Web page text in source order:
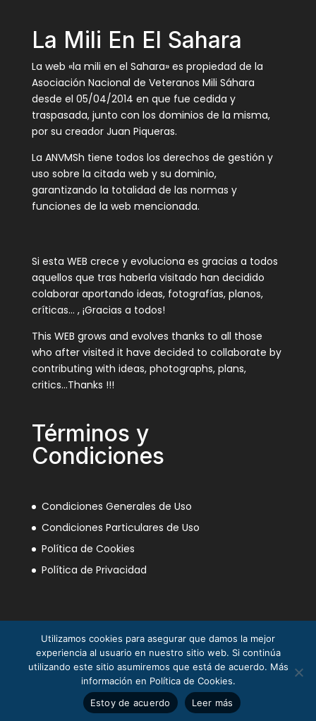
La Mili En El Sahara
La web «la mili en el Sahara» es propiedad de la
Asociación Nacional de Veteranos Mili Sáhara
desde el 05/04/2014 en que fue cedida y
traspasada, junto con los dominios de la misma,
por su creador Juan Piqueras.
La ANVMSh tiene todos los derechos de gestión y
uso sobre la citada web y su dominio,
garantizando la totalidad de las normas y
funciones de la web mencionada.
Si esta WEB crece y evoluciona es gracias a todos
aquellos que tras haberla visitado han decidido
colaborar aportando ideas, fotografías, planos,
críticas… , ¡Gracias a todos!
This WEB grows and evolves thanks to all those
who after visited it have decided to collaborate by
contributing with ideas, photographs, plans,
critics…Thanks !!!
Términos y
Condiciones
Condiciones Generales de Uso
Condiciones Particulares de Uso
Política de Cookies
Política de Privacidad
La Mili en el Sáhara ® Juan Piqueras 2003-2013
© Asociación Nacional Veteranos Mili Sáhara 2025
Utilizamos cookies para asegurar que damos la mejor
experiencia al usuario en nuestro sitio web. Si continúa
utilizando este sitio asumiremos que está de acuerdo. Más
información en Política de Cookies.
Estoy de acuerdo
Leer más